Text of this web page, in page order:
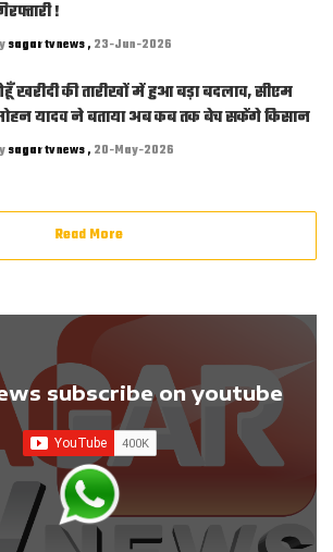
!
sagar tv news , 23-Jun-2026
खरीदी की तारीखों में हुआ बड़ा बदलाव, सीएम
यादव ने बताया अब कब तक बेच सकेंगे किसान
sagar tv news , 20-May-2026
Read More
subscribe on youtube